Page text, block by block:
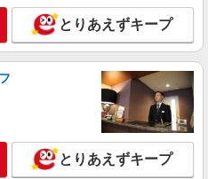
い可/週払い可＞
辺 ≪車通勤OK≫
詳細を見る
｜家庭と両立できる＊デイサービ
なし】
とりあえずキープ
とりあえずキープ